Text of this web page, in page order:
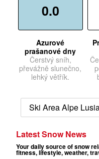
0.0
Azurové
prašanové dny
Čerstvý sníh,
převážně slunečno,
lehký větřík.
Ski Area Alpe